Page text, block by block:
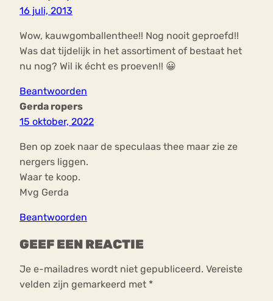
16 juli, 2013
Wow, kauwgomballenthee!! Nog nooit geproefd!!
Was dat tijdelijk in het assortiment of bestaat het
nu nog? Wil ik écht es proeven!! 😀
Beantwoorden
Gerda ropers
15 oktober, 2022
Ben op zoek naar de speculaas thee maar zie ze
nergers liggen.
Waar te koop.
Mvg Gerda
Beantwoorden
GEEF EEN REACTIE
Je e-mailadres wordt niet gepubliceerd. Vereiste
velden zijn gemarkeerd met *